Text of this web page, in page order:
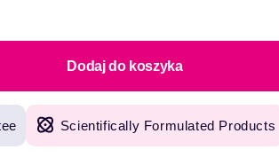
Dodaj do koszyka
Scientifically Formulated Products